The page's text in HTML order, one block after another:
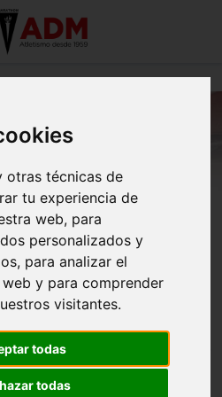
otras técnicas de
tu experiencia de
web, para
personalizados y
para analizar el
y para comprender
visitantes.
todas
todas
de la AD
de